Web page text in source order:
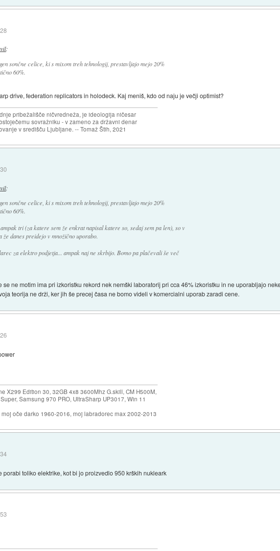
:
sončne celice, ki s mixom treh tehnologij, prestavljajo mejo 20%
60%.
drive, federation replicators in holodeck. Kaj meniš, kdo od naju je večji optimist?
pribežališče ničvredneža, je ideologija ničesar
sovražniku - v zameno za državni denar
v središču Ljubljane. -- Tomaž Štih, 2021
:
sončne celice, ki s mixom treh tehnologij, prestavljajo mejo 20%
60%.
tri (za katere sem že enkrat napisal katere so, sedaj sem pa len), so v
že danes preidejo v množično uporabo.
za elektro podjetja... ampak naj ne skrbijo. Bomo pa plačevali še več
se ne motim ima pri izkoristku rekord nek nemški laboratorij pri cca 46% izkoristku in ne uporabljajo
teorija ne drži, ker jih še precej časa ne bomo videli v komercialni uporab zaradi cene.
X299 Edition 30, 32GB 4x8 3600Mhz G.skill, CM H500M,
Samsung 970 PRO, UltraSharp UP3017, Win 11
oče darko 1960-2016, moj labradorec max 2002-2013
porabi toliko elektrike, kot bi jo proizvedlo 950 krških nukleark